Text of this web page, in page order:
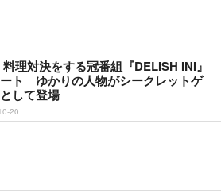
理対決をする冠番組『DELISH INI』
ト ゆかりの人物がシークレットゲ
して登場
20